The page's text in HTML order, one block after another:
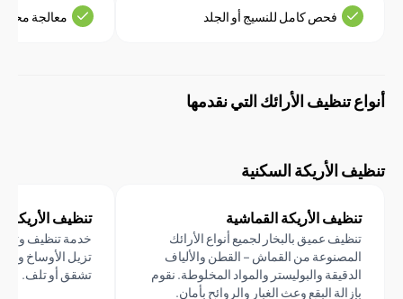
فحص كامل للنسيج أو الجلد معالجة محايدة للرائحة
تنظيف الأرائك التي نقدمها
الأريكة السكنية
الأريكة القماشية
عميق بالبخار لجميع أنواع الأرائك
من القماش – القطن والألياف
والبوليستر والمواد المخلوطة. نقوم
البقع وعث الغبار والروائح بأمان.
تنظيف الأريكة الجلدية
خدمة تنظيف وتكييف
تزيل الأوساخ وتعيد لمعان
تشقق أو تلف.